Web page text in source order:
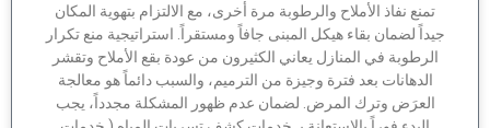
تمنع نفاذ الأملاح والرطوبة مرة أخرى، مع الالتزام بتهوية المكان
لضمان بقاء هيكل المبنى جافاً ومستقراً. استراتيجية منع تكرار
في المنازل يعاني الكثيرون من عودة بقع الأملاح وتقشر
الدهانات بعد فترة وجيزة من الترميم، والسبب دائماً هو معالجة
العرَض وترك المرض. لضمان عدم ظهور المشكلة مجدداً، يجب